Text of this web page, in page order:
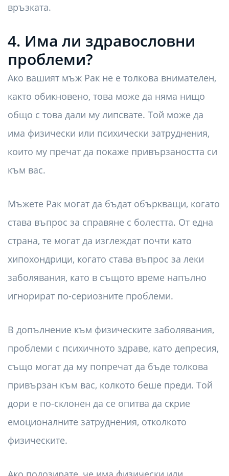
връзката.
4. Има ли здравословни
проблеми?
Ако вашият мъж Рак не е толкова внимателен,
както обикновено, това може да няма нищо
общо с това дали му липсвате. Той може да
има физически или психически затруднения,
които му пречат да покаже привързаността си
към вас.
Мъжете Рак могат да бъдат объркващи, когато
става въпрос за справяне с болестта. От една
страна, те могат да изглеждат почти като
хипохондрици, когато става въпрос за леки
заболявания, като в същото време напълно
игнорират по-сериозните проблеми.
В допълнение към физическите заболявания,
проблеми с психичното здраве, като депресия,
също могат да му попречат да бъде толкова
привързан към вас, колкото беше преди. Той
дори е по-склонен да се опитва да скрие
емоционалните затруднения, отколкото
физическите.